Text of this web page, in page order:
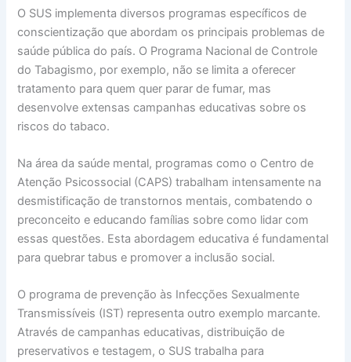
O SUS implementa diversos programas específicos de
conscientização que abordam os principais problemas de
saúde pública do país. O Programa Nacional de Controle
do Tabagismo, por exemplo, não se limita a oferecer
tratamento para quem quer parar de fumar, mas
desenvolve extensas campanhas educativas sobre os
riscos do tabaco.
Na área da saúde mental, programas como o Centro de
Atenção Psicossocial (CAPS) trabalham intensamente na
desmistificação de transtornos mentais, combatendo o
preconceito e educando famílias sobre como lidar com
essas questões. Esta abordagem educativa é fundamental
para quebrar tabus e promover a inclusão social.
O programa de prevenção às Infecções Sexualmente
Transmissíveis (IST) representa outro exemplo marcante.
Através de campanhas educativas, distribuição de
preservativos e testagem, o SUS trabalha para